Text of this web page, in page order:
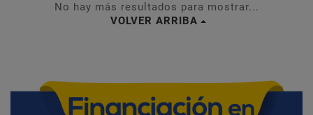
No hay más resultados para mostrar...
VOLVER ARRIBA